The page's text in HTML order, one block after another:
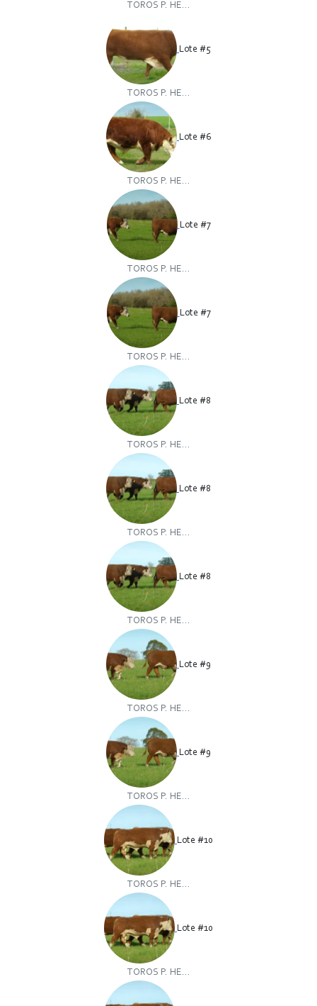
TOROS P. HE...
Lote #5
TOROS P. HE...
Lote #6
TOROS P. HE...
Lote #7
TOROS P. HE...
Lote #7
TOROS P. HE...
Lote #8
TOROS P. HE...
Lote #8
TOROS P. HE...
Lote #8
TOROS P. HE...
Lote #9
TOROS P. HE...
Lote #9
TOROS P. HE...
Lote #10
TOROS P. HE...
Lote #10
TOROS P. HE...